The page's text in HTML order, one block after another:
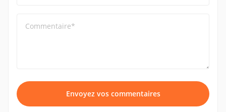
Commentaire*
Envoyez vos commentaires